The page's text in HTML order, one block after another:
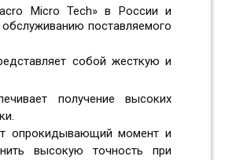
Micro Tech» в России и
поставляемого
собой жесткую и
получение высоких
опрокидывающий момент и
высокую точность при